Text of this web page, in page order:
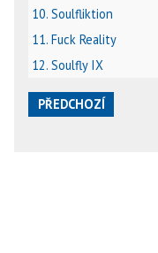
10. Soulfliktion
11. Fuck Reality
12. Soulfly IX
PŘEDCHOZÍ